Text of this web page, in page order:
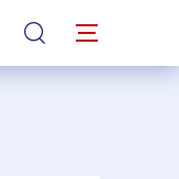
站內搜索